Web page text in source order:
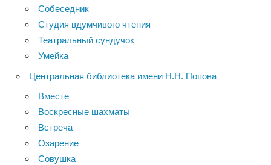
Собеседник
Студия вдумчивого чтения
Театральный сундучок
Умейка
Центральная библиотека имени Н.Н. Попова
Вместе
Воскресные шахматы
Встреча
Озарение
Совушка